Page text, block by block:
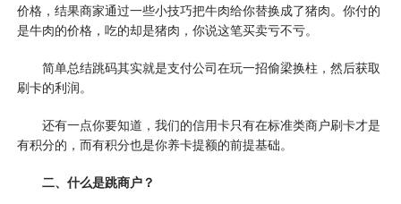
价格，结果商家通过一些小技巧把牛肉给你替换成了猪肉。你付的
是牛肉的价格，吃的却是猪肉，你说这笔买卖亏不亏。
简单总结跳码其实就是支付公司在玩一招偷梁换柱，然后获取
刷卡的利润。
还有一点你要知道，我们的信用卡只有在标准类商户刷卡才是
有积分的，而有积分也是你养卡提额的前提基础。
二、什么是跳商户？